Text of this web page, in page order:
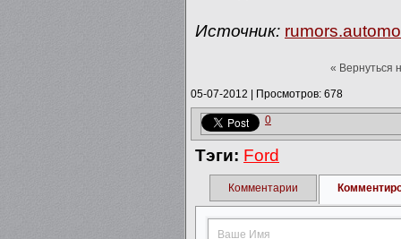
Источник:
« Вернуться
05-07-2012 Просмотров: 678
0
Тэги: Ford
Комментарии